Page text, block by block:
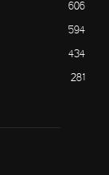
606
594
434
281